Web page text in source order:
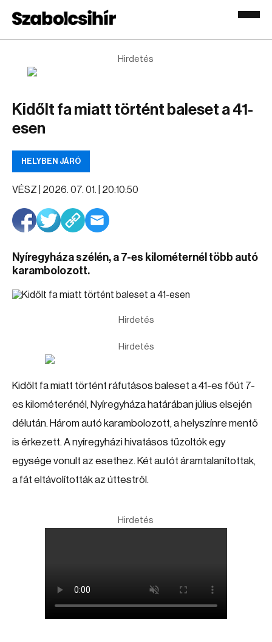
Hirdetés
Kidőlt fa miatt történt baleset a 41-
esen
HELYBEN JÁRÓ
VÉSZ | 2026. 07. 01. | 20:10:50
Nyíregyháza szélén, a 7-es kilométernél több autó
karambolozott.
Hirdetés
Hirdetés
Kidőlt fa miatt történt ráfutásos baleset a 41-es főút 7-
es kilométerénél, Nyíregyháza határában július elsején
délután. Három autó karambolozott, a helyszínre mentő
is érkezett. A nyíregyházi hivatásos tűzoltók egy
egysége vonult az esethez. Két autót áramtalanítottak,
a fát eltávolították az úttestről.
Hirdetés